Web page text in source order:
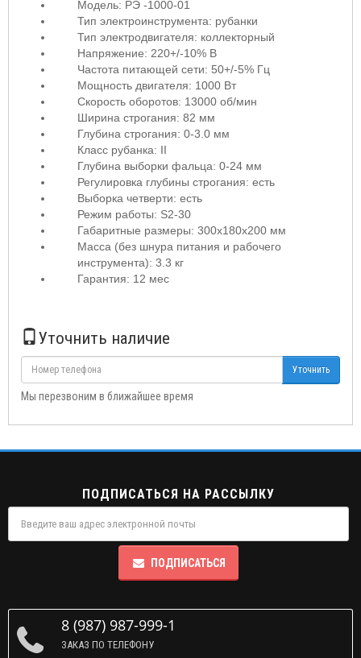
Модель: РЭ -1000-01
Тип электроинструмента: рубанки
Тип электродвигателя: коллекторный
Напряжение: 220+/-10% В
Частота питающей сети: 50+/-5% Гц
Мощность двигателя: 1000 Вт
Скорость оборотов: 13000 об/мин
Ширина строгания: 82 мм
Глубина строгания: 0-3.0 мм
Класс рубанка: II
Глубина выборки фальца: 0-24 мм
Регулировка глубины строгания: есть
Выборка четверти: есть
Режим работы: S2-30
Габаритные размеры: 300x180x200 мм
Масса (без шнура питания и рабочего
инструмента): 3.3 кг
Гарантия: 12 мес
Уточнить наличие
Уточнить
Мы перезвоним в ближайшее время
ПОДПИСАТЬСЯ НА РАССЫЛКУ
ПОДПИСАТЬСЯ
8 (987) 987-999-1
ЗАКАЗ ПО ТЕЛЕФОНУ